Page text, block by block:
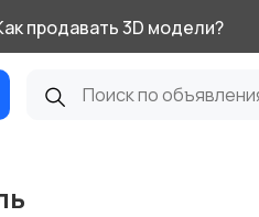
продавать 3D модели?